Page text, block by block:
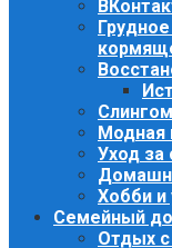
Модная
Уход за
Хобби и
Семейный
Отдых